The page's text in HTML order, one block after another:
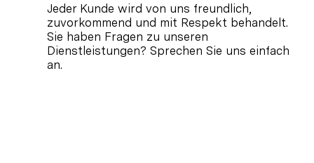
Jeder Kunde wird von uns freundlich,
zuvorkommend und mit Respekt behandelt.
Sie haben Fragen zu unseren
Dienstleistungen? Sprechen Sie uns einfach
an.